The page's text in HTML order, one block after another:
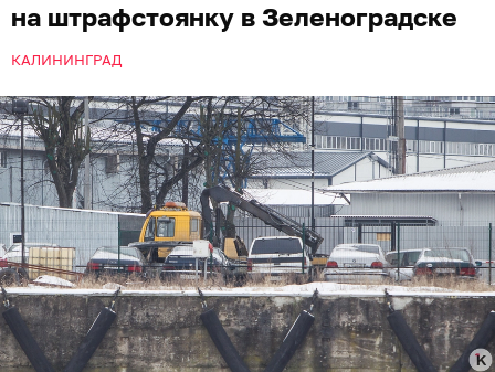
на штрафстоянку в Зеленоградске
КАЛИНИНГРАД